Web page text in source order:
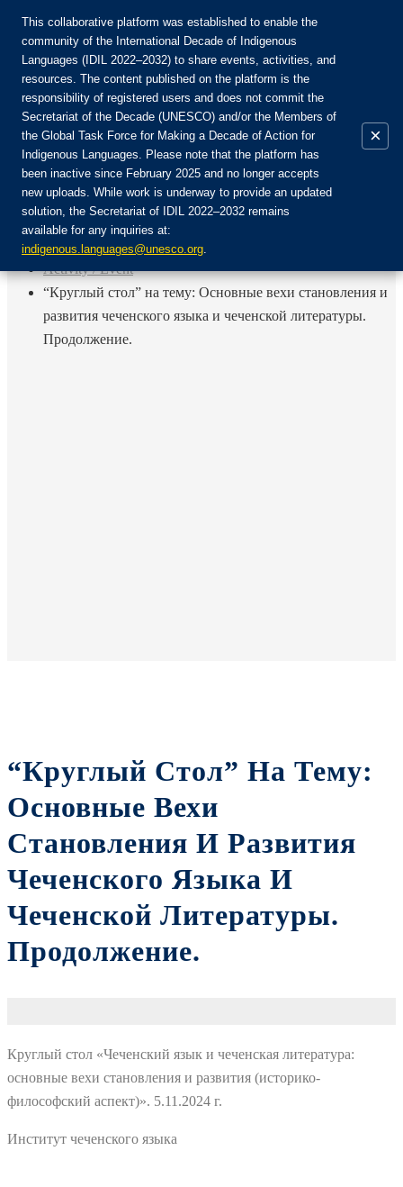
Присоединяйтесь к сообществу:
Авторизоваться
EN
FR
Назад
Activity / Event
“Круглый стол” на тему: Основные вехи становления и
развития чеченского языка и чеченской литературы.
Продолжение.
“Круглый Стол” На Тему:
Основные Вехи
Становления И Развития
Чеченского Языка И
Чеченской Литературы.
Продолжение.
Круглый стол «Чеченский язык и чеченская литература:
основные вехи становления и развития (историко-
философский аспект)». 5.11.2024 г.
Институт чеченского языка
This collaborative platform was established to enable the
community of the International Decade of Indigenous
Languages (IDIL 2022–2032) to share events, activities, and
resources. The content published on the platform is the
responsibility of registered users and does not commit the
Secretariat of the Decade (UNESCO) and/or the Members of
the Global Task Force for Making a Decade of Action for
Indigenous Languages. Please note that the platform has
been inactive since February 2025 and no longer accepts
new uploads. While work is underway to provide an updated
solution, the Secretariat of IDIL 2022–2032 remains
available for any inquiries at:
indigenous.languages@unesco.org.
×